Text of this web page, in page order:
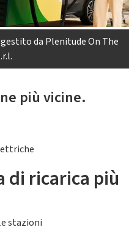
da Plenitude On The
più vicine.
di ricarica più
stazioni